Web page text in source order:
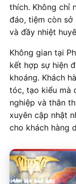
thích. Không chỉ
đáo, tiệm còn sở
và đầy nhiệt
Không gian tại
kết hợp sự hiện
khoáng. Khách
tóc, tạo kiểu mà
nghiệp và thân
xuyên cập nhật
cho khách hàng